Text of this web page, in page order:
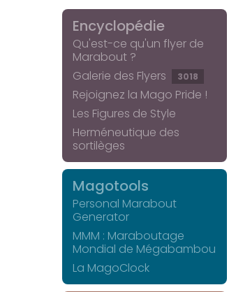
Encyclopédie
Qu'est-ce qu'un flyer de
Marabout ?
Galerie des Flyers
3018
Rejoignez la Mago Pride !
Les Figures de Style
Herméneutique des
sortilèges
Magotools
Personal Marabout
Generator
MMM : Maraboutage
Mondial de Mégabambou
La MagoClock